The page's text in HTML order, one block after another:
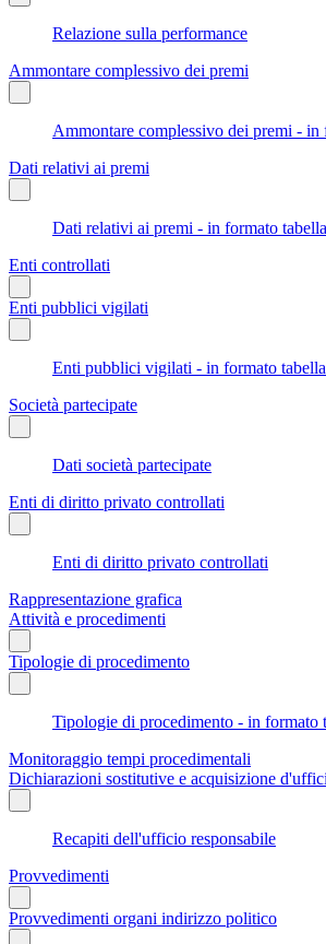
Relazione sulla performance
Ammontare complessivo dei premi
Ammontare complessivo dei premi - in
Dati relativi ai premi
Dati relativi ai premi - in formato
Enti controllati
Enti pubblici vigilati
Enti pubblici vigilati - in formato
Società partecipate
Dati società partecipate
Enti di diritto privato controllati
Enti di diritto privato controllati
Rappresentazione grafica
Attività e procedimenti
Tipologie di procedimento
Tipologie di procedimento - in formato
Monitoraggio tempi procedimentali
Dichiarazioni sostitutive e acquisizione
Recapiti dell'ufficio responsabile
Provvedimenti
Provvedimenti organi indirizzo politico